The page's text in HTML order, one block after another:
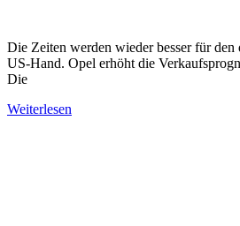
Die Zeiten werden wieder besser für den
US-Hand. Opel erhöht die
Die
Weiterlesen